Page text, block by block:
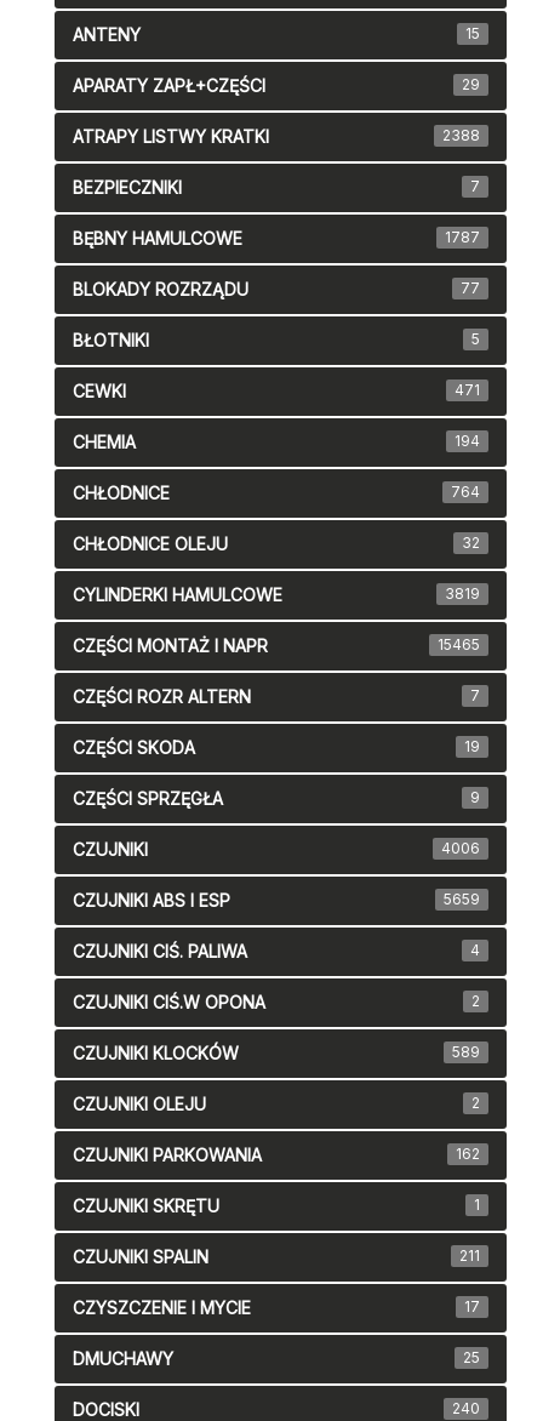
ANTENY 15
APARATY ZAPŁ+CZĘŚCI 29
ATRAPY LISTWY KRATKI 2388
BEZPIECZNIKI 7
BĘBNY HAMULCOWE 1787
BLOKADY ROZRZĄDU 77
BŁOTNIKI 5
CEWKI 471
CHEMIA 194
CHŁODNICE 764
CHŁODNICE OLEJU 32
CYLINDERKI HAMULCOWE 3819
CZĘŚCI MONTAŻ I NAPR 15465
CZĘŚCI ROZR ALTERN 7
CZĘŚCI SKODA 19
CZĘŚCI SPRZĘGŁA 9
CZUJNIKI 4006
CZUJNIKI ABS I ESP 5659
CZUJNIKI CIŚ. PALIWA 4
CZUJNIKI CIŚ.W OPONA 2
CZUJNIKI KLOCKÓW 589
CZUJNIKI OLEJU 2
CZUJNIKI PARKOWANIA 162
CZUJNIKI SKRĘTU 1
CZUJNIKI SPALIN 211
CZYSZCZENIE I MYCIE 17
DMUCHAWY 25
DOCISKI 240